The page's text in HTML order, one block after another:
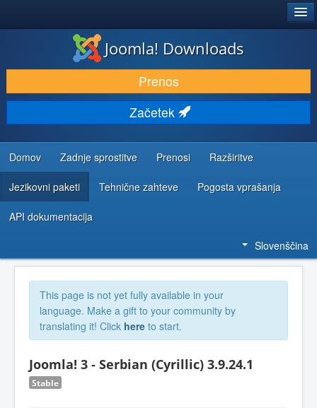
PRENESI IN RAZŠIRI
ODKRIJTE & IZVEJTE
SKUPNOST IN PODPORA
VIRI ZA RAZVIJALCE
Joomla! Downloads
Prenos
Začetek
Domov Zadnje sprostitve Prenosi Razširitve
Jezikovni paketi Tehnične zahteve Pogosta vprašanja
API dokumentacija
Slovenščina
This page is not yet fully available in your
language. Make a gift to your community by
translating it! Click here to start.
Joomla! 3 - Serbian (Cyrillic) 3.9.24.1
Stable